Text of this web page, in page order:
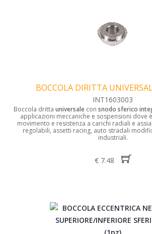
BOCCOLA DIRITTA
INT1603003
Boccola dritta universalecon snodo sferico
applicazioni meccaniche e sospensioni dove
movimento e resistenza a carichi radiali e
regolabili, assetti racing, auto stradali
industriali.
€ 7.48